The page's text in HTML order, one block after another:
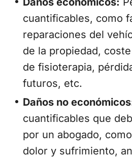
cuantificables, como
reparaciones del
de la propiedad,
de fisioterapia,
futuros, etc.
Daños no
cuantificables que
por un abogado,
dolor y sufrimiento,